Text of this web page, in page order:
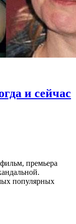
и сейчас
премьера
популярных